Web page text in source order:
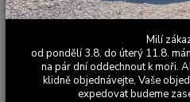
Sada
stahování oken
Milí
od pondělí 3.8. do úterý 11.8.
na pár dní oddechnout k moři.
klidně objednávejte, Vaše
expedovat budeme